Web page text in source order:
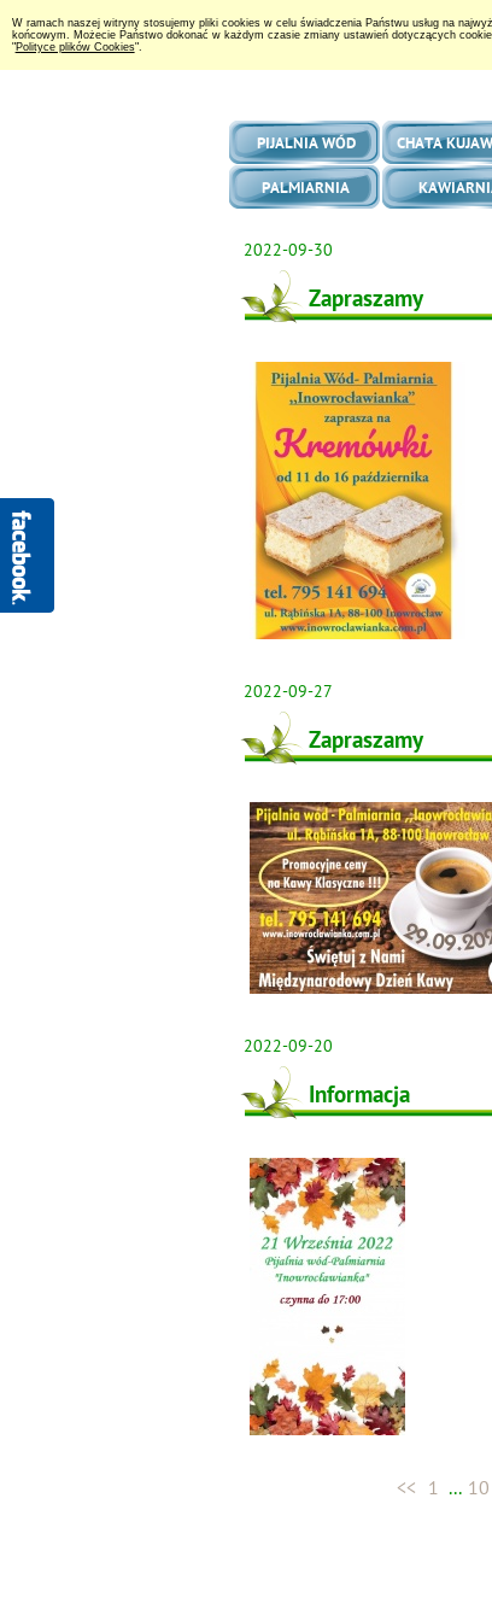
PIJALNIA WÓD CHATA
PALMIARNIA
2022-09-30
Zapraszamy
2022-09-27
Zapraszamy
2022-09-20
Informacja
<< 1 ... 10
W ramach naszej witryny stosujemy pliki cookies w celu świadczenia Państwu usług na
końcowym. Możecie Państwo dokonać w każdym czasie zmiany ustawień dotyczących
"Polityce plików Cookies".